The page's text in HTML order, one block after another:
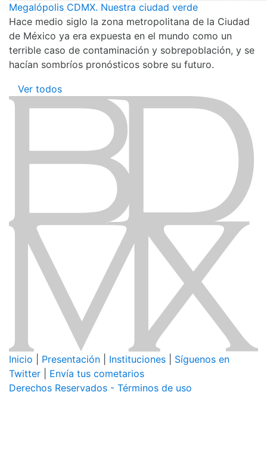
Megalópolis CDMX. Nuestra ciudad verde
Hace medio siglo la zona metropolitana de la Ciudad
de México ya era expuesta en el mundo como un
terrible caso de contaminación y sobrepoblación, y se
hacían sombríos pronósticos sobre su futuro.
Ver todos
Inicio Presentación Instituciones
Síguenos en
Twitter
Envía tus cometarios
Derechos Reservados - Términos de uso